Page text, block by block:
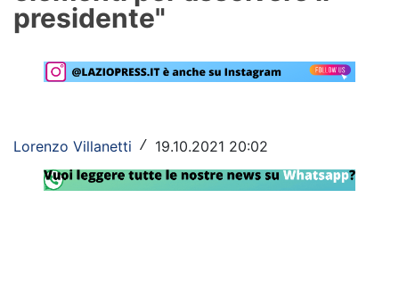
Primavera
Lazio Women
Social
presidente"
Lorenzo Villanetti / 19.10.2021 20:02